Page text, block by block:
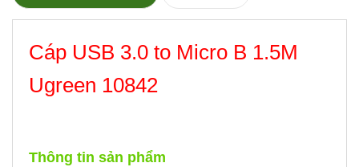
Cáp USB 3.0 to Micro B 1.5M
Ugreen 10842
Thông tin sản phẩm